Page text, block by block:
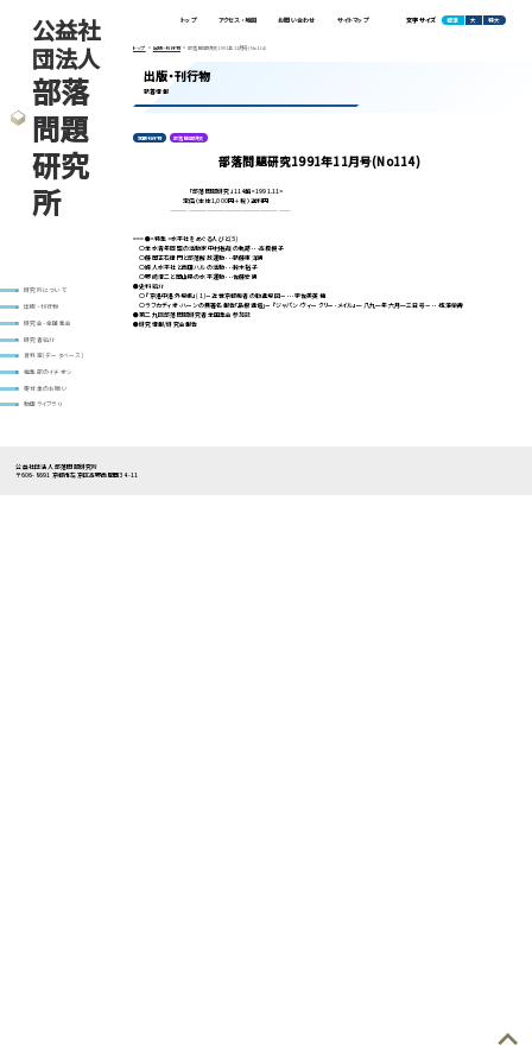
公益社
団法人
部落
問題
研究
所
研究所について
出版・刊行物
研究会・全国集会
研究者紹介
資料室(データベース)
編集部のイチオシ
寄付金のお願い
動画ライブラリ
トップ アクセス・地図 お問い合わせ サイトマップ 文字サイズ 標準 大 特大
トップ 出版・刊行物 部落問題研究1991年11月号(No114)
出版・刊行物
新着情報
定期刊行物 部落問題研究
部落問題研究1991年11月号(No114)
「部落問題研究」114輯<1991.11>
定価（本体1,000円＋税）送料円
————————————————————
===●<特集>水平社をめぐる人びと(5)
○全水青年同盟の活動家中村甚哉の軌跡･･･高橋槻子
○藤岡正右衛門と部落解放運動･･･新藤東洋男
○婦人水平社と西田ハルの活動･･･鈴木裕子
○野崎清二と岡山県の水平運動･･･佐藤安男
●史料紹介
○『京洛中洛外場帳』(1)－近世京都癩者の勧進場図－･･･宇佐美英機
○ラフカディオ･ハーンの無署名報告｢島根通信｣－『ジャパン･ウィークリー･メイル』一八九一年六月一三日号－･･･成澤榮壽
●第二九回部落問題研究者全国集会参加記
●研究情報/研究会報告
公益社団法人 部落問題研究所
〒606-8691 京都市左京区高野西開町34-11